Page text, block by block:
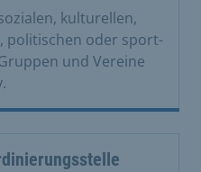
kulturellen,
politischen oder sport-
und Vereine